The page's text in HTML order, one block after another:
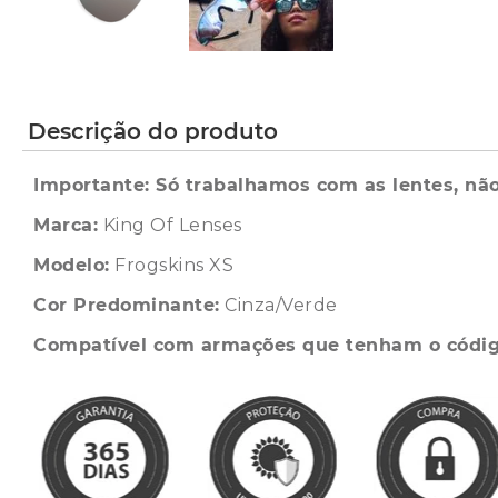
Descrição do produto
Importante: Só trabalhamos com as lentes,
Marca: King Of Lenses
Modelo: Frogskins XS
Cor Predominante: Cinza/Verde
Compatível com armações que tenham o